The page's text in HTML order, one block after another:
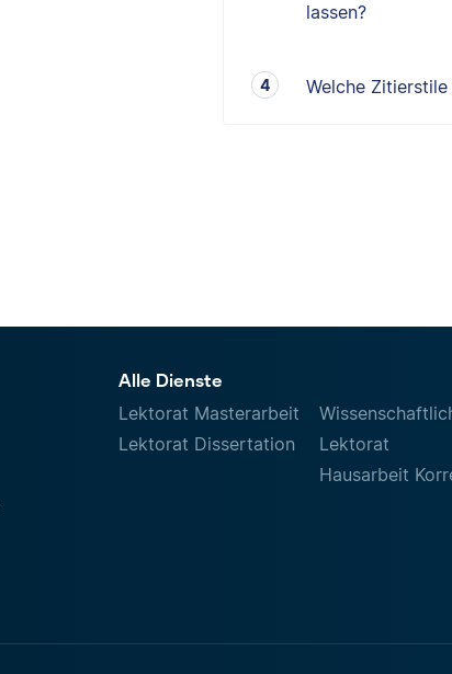
lassen?
Welche
Alle Dienste
Lektorat Masterarbeit
Lektorat Dissertation
Lektorat
Hausarbeit